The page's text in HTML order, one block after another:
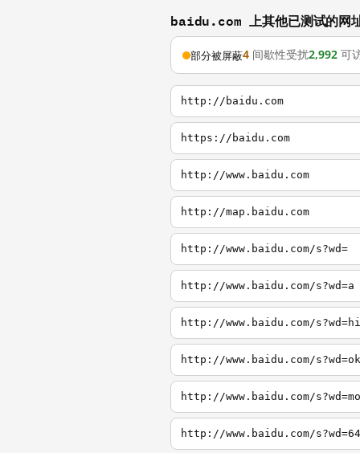
baidu.com 上其他已测试的网
部分被屏蔽4 间歇性受扰2,992 可
http://baidu.com
https://baidu.com
http://www.baidu.com
http://map.baidu.com
http://www.baidu.com/s?wd=
http://www.baidu.com/s?wd=a
http://www.baidu.com/s?wd=hi
http://www.baidu.com/s?wd=ok
http://www.baidu.com/s?wd=mo
http://www.baidu.com/s?wd=64